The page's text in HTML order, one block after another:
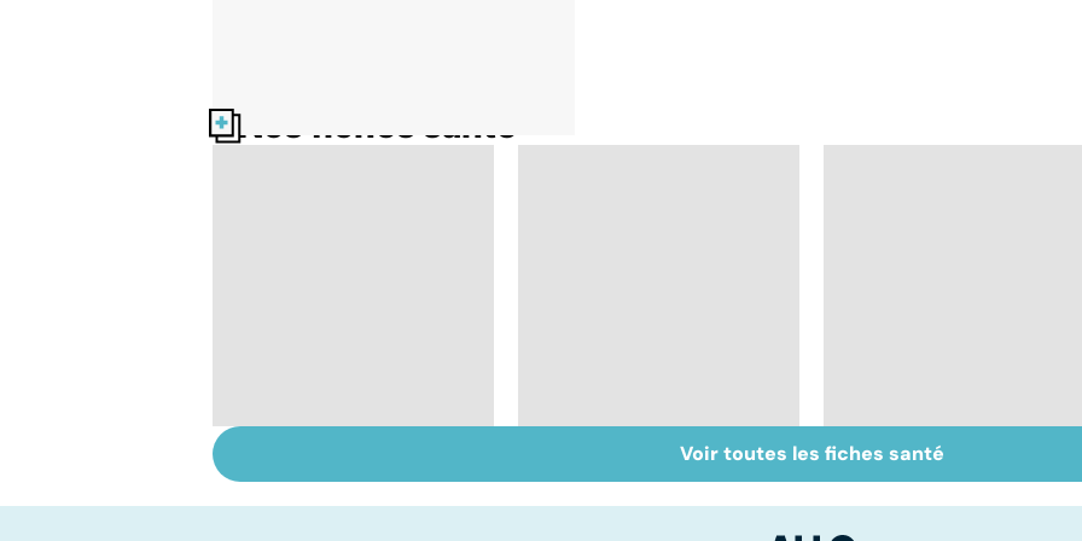
Nos fiches santé
pulmonaire
Tout savoir sur les
infections
Inflammation des
amygdales : que faire
Voir toutes les fiches santé